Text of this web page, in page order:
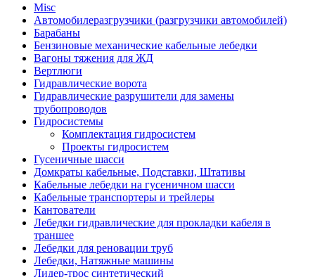
Misc
Автомобилеразгрузчики (разгрузчики автомобилей)
Барабаны
Бензиновые механические кабельные лебедки
Вагоны тяжения для ЖД
Вертлюги
Гидравлические ворота
Гидравлические разрушители для замены
трубопроводов
Гидросистемы
Комплектация гидросистем
Проекты гидросистем
Гусеничные шасси
Домкраты кабельные, Подставки, Штативы
Кабельные лебедки на гусеничном шасси
Кабельные транспортеры и трейлеры
Кантователи
Лебедки гидравлические для прокладки кабеля в
траншее
Лебедки для реновации труб
Лебедки, Натяжные машины
Лидер-трос синтетический